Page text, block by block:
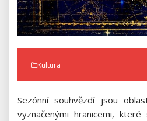
Kultura
Sezónní souhvězdí jsou
vyznačenými hranicemi,